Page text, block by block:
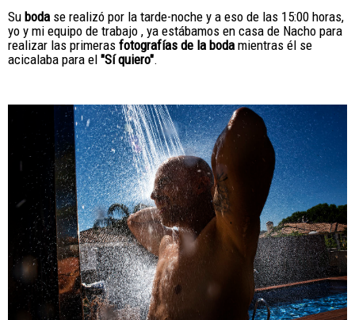
Su boda se realizó por la tarde-noche y a eso de las 15:00 horas,
yo y mi equipo de trabajo , ya estábamos en casa de Nacho para
realizar las primeras fotografías de la boda mientras él se
acicalaba para el "Sí quiero".